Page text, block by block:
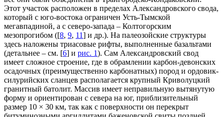
Этот участок расположен в пределах Александровского свода,
который с юго-востока ограничен Усть-Тымской
мегавпадиной, а с северо-запада – Колтогорским
мезопрогибом ([8, 9, 11] и др.). На палеозойские структуры
здесь наложены триасовые рифты, выполненные базальтами
(детальнее – см. [6] и рис. 1). Сам Александровский свод
имеет сложное строение, где в обрамлении карбон-девонских
осадочных (преимущественно карбонатных) пород и ордовик-
силурийских сланцев располагается крупный Криволуцкий
гранитный батолит. Массив имеет неправильную вытянутую
форму и ориентирован с севера на юг, приблизительный
размер 10 × 30 км, так как с поверхности он перекрыт